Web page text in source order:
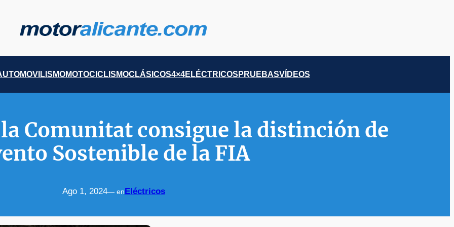
MOTOCICLISMOCLÁSICOS4×4ELÉCTRICOS PRUEBASVÍDEOS
la Comunitat consigue la distinción de
Sostenible de la FIA
Ago 1, 2024— enEléctricos